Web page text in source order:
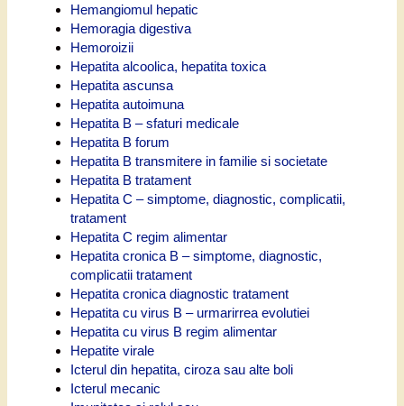
Hemangiomul hepatic
Hemoragia digestiva
Hemoroizii
Hepatita alcoolica, hepatita toxica
Hepatita ascunsa
Hepatita autoimuna
Hepatita B – sfaturi medicale
Hepatita B forum
Hepatita B transmitere in familie si societate
Hepatita B tratament
Hepatita C – simptome, diagnostic, complicatii,
tratament
Hepatita C regim alimentar
Hepatita cronica B – simptome, diagnostic,
complicatii tratament
Hepatita cronica diagnostic tratament
Hepatita cu virus B – urmarirrea evolutiei
Hepatita cu virus B regim alimentar
Hepatite virale
Icterul din hepatita, ciroza sau alte boli
Icterul mecanic